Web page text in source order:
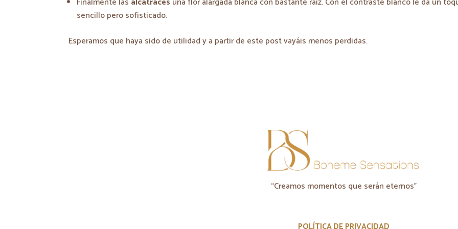
sencillo pero sofisticado.
Esperamos que haya sido de utilidad y a partir de este post vayáis menos perdidas.
“Creamos momentos que serán eternos"